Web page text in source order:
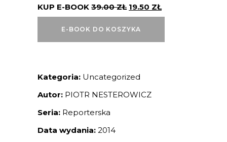
KUP E-BOOK 39.00ZŁ 19.50 ZŁ
E-BOOK DO KOSZYKA
Kategoria: Uncategorized
Autor: PIOTR NESTEROWICZ
Seria: Reporterska
Data wydania: 2014